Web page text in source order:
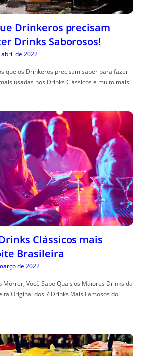
Drinkeros precisam
Drinks Saborosos!
abril de 2022
que os Drinkeros precisam saber para fazer
usadas nos Drinks Clássicos e muito mais!
Clássicos mais
Brasileira
de 2022
Morrer, Você Sabe Quais os Maiores Drinks da
Original dos 7 Drinks Mais Famosos do